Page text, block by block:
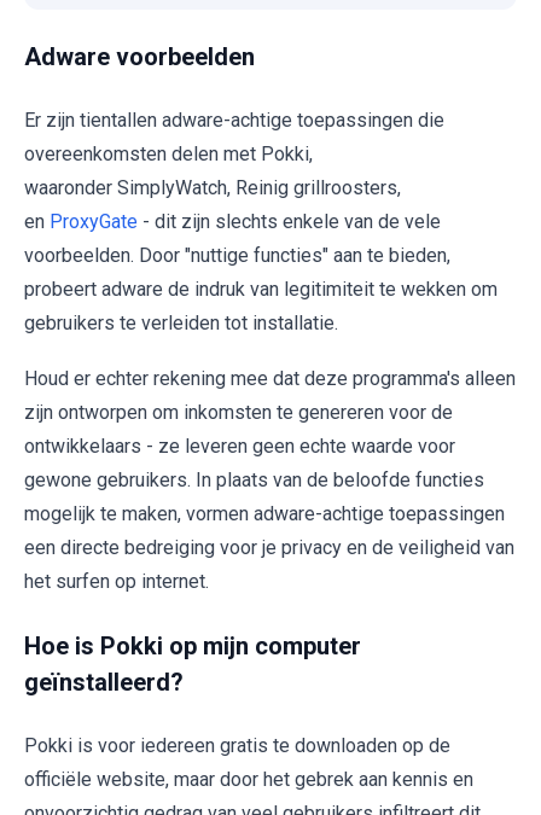
Adware voorbeelden
Er zijn tientallen adware-achtige toepassingen die
overeenkomsten delen met Pokki,
waaronder SimplyWatch, Reinig grillroosters,
en ProxyGate - dit zijn slechts enkele van de vele
voorbeelden. Door "nuttige functies" aan te bieden,
probeert adware de indruk van legitimiteit te wekken om
gebruikers te verleiden tot installatie.
Houd er echter rekening mee dat deze programma's alleen
zijn ontworpen om inkomsten te genereren voor de
ontwikkelaars - ze leveren geen echte waarde voor
gewone gebruikers. In plaats van de beloofde functies
mogelijk te maken, vormen adware-achtige toepassingen
een directe bedreiging voor je privacy en de veiligheid van
het surfen op internet.
Hoe is Pokki op mijn computer
geïnstalleerd?
Pokki is voor iedereen gratis te downloaden op de
officiële website, maar door het gebrek aan kennis en